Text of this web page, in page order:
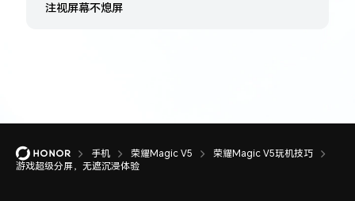
注视屏幕不熄屏
手机 荣耀Magic V5
荣耀Magic V5玩机技巧
游戏超级分屏，无遮沉浸体验